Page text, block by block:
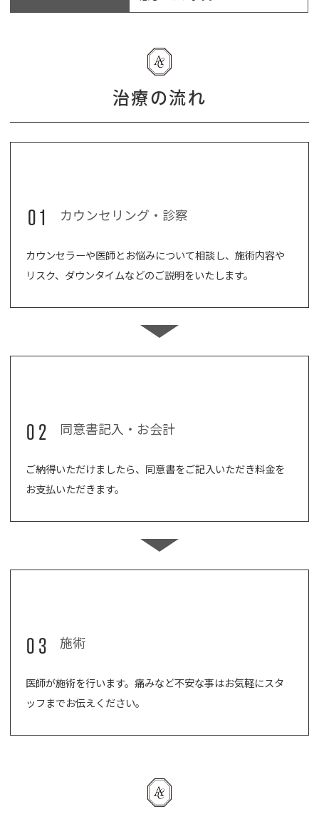
治療の流れ
01 カウンセリング・診察
カウンセラーや医師とお悩みについて相談し、施術内容や
リスク、ダウンタイムなどのご説明をいたします。
02 同意書記入・お会計
ご納得いただけましたら、同意書をご記入いただき料金を
お支払いただきます。
03 施術
医師が施術を行います。痛みなど不安な事はお気軽にスタ
ッフまでお伝えください。